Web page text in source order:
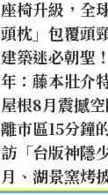
座椅升級，全
頭枕」包覆頭
建築迷必朝聖
年：藤本壯介
屋根8月震撼
離市區15分鐘
訪「台版神隱
月、湖景窯烤